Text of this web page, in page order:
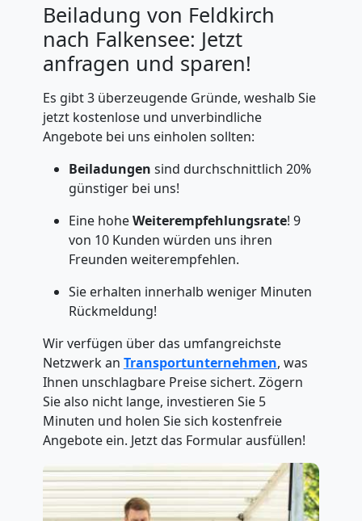
Beiladung von Feldkirch
nach Falkensee: Jetzt
anfragen und sparen!
Es gibt 3 überzeugende Gründe, weshalb Sie
jetzt kostenlose und unverbindliche
Angebote bei uns einholen sollten:
Beiladungen sind durchschnittlich 20%
günstiger bei uns!
Eine hoheWeiterempfehlungsrate! 9
von 10 Kunden würden uns ihren
Freunden weiterempfehlen.
Sie erhalten innerhalb weniger Minuten
Rückmeldung!
Wir verfügen über das umfangreichste
Netzwerk an Transportunternehmen, was
Ihnen unschlagbare Preise sichert. Zögern
Sie also nicht lange, investieren Sie 5
Minuten und holen Sie sich kostenfreie
Angebote ein. Jetzt das Formular ausfüllen!